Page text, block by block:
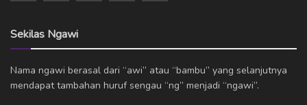
Sekilas Ngawi
Nama ngawi berasal dari “awi” atau “bambu” yang selanjutnya
mendapat tambahan huruf sengau “ng” menjadi “ngawi”.